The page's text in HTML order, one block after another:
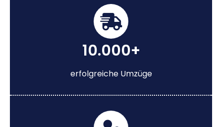
10.000+
erfolgreiche Umzüge